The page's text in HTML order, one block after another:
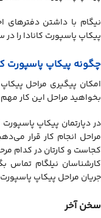
نیگام با داشتن
پیکاپ پاسپورت کانادا را
چگونه پیکاپ پاسپورت
امکان پیگیری مراحل
بخواهید مراحل این کار مهم
در دپارتمان پیکاپ پاسپورت
مراحل انجام کار قرار
کجاست و کارتان در کدام
کارشناسان نیلگام تماس
جریان مراحل پیکاپ
سخن آخر